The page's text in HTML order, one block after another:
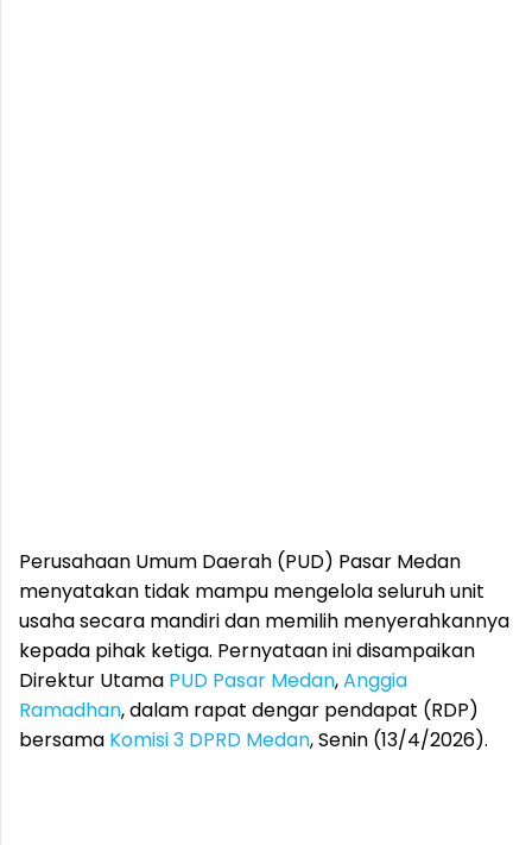
Perusahaan Umum Daerah (PUD) Pasar Medan
menyatakan tidak mampu mengelola seluruh unit
usaha secara mandiri dan memilih menyerahkannya
kepada pihak ketiga. Pernyataan ini disampaikan
Direktur Utama PUD Pasar Medan,Anggia
Ramadhan, dalam rapat dengar pendapat (RDP)
bersama Komisi 3 DPRD Medan, Senin (13/4/2026).